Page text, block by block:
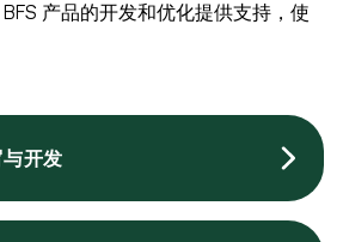
产品的开发和优化提供支持，使
开发